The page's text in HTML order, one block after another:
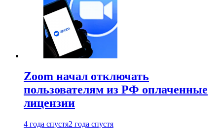
Zoom начал отключать
пользователям из РФ оплаченные
лицензии
4 года спустя2 года спустя